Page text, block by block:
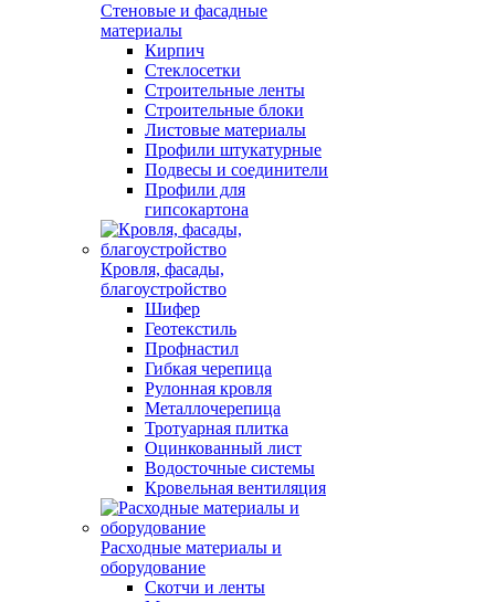
Стеновые и фасадные
материалы
Кирпич
Стеклосетки
Строительные ленты
Строительные блоки
Листовые материалы
Профили штукатурные
Подвесы и соединители
Профили для
гипсокартона
Кровля, фасады,
благоустройство
Шифер
Геотекстиль
Профнастил
Гибкая черепица
Рулонная кровля
Металлочерепица
Тротуарная плитка
Оцинкованный лист
Водосточные системы
Кровельная вентиляция
Расходные материалы и
оборудование
Скотчи и ленты